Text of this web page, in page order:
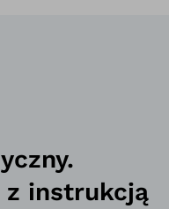
z instrukcją